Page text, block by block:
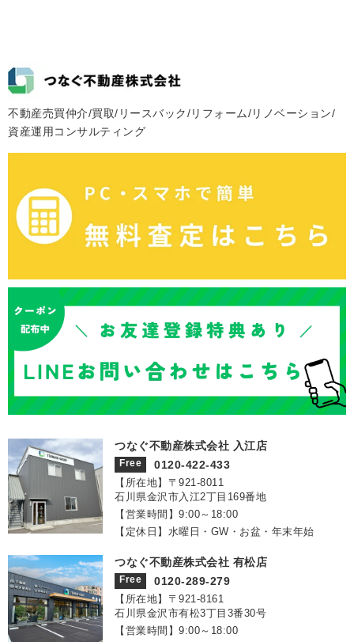
不動産売買仲介/買取/リースバック/リフォーム/リノベーション/
資産運用コンサルティング
つなぐ不動産株式会社 入江店
Free 0120-422-433
【所在地】〒921‐8011
石川県金沢市入江2丁目169番地
【営業時間】9:00～18:00
【定休日】水曜日・GW・お盆・年末年始
つなぐ不動産株式会社 有松店
Free 0120-289-279
【所在地】〒921‐8161
石川県金沢市有松3丁目3番30号
【営業時間】9:00～18:00